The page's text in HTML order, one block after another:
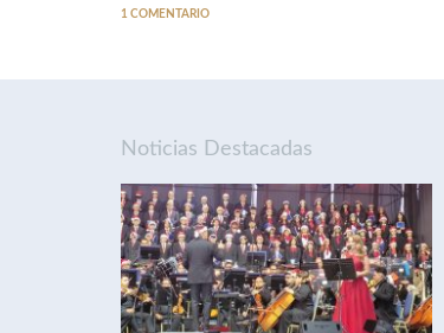
1 COMENTARIO
Noticias Destacadas